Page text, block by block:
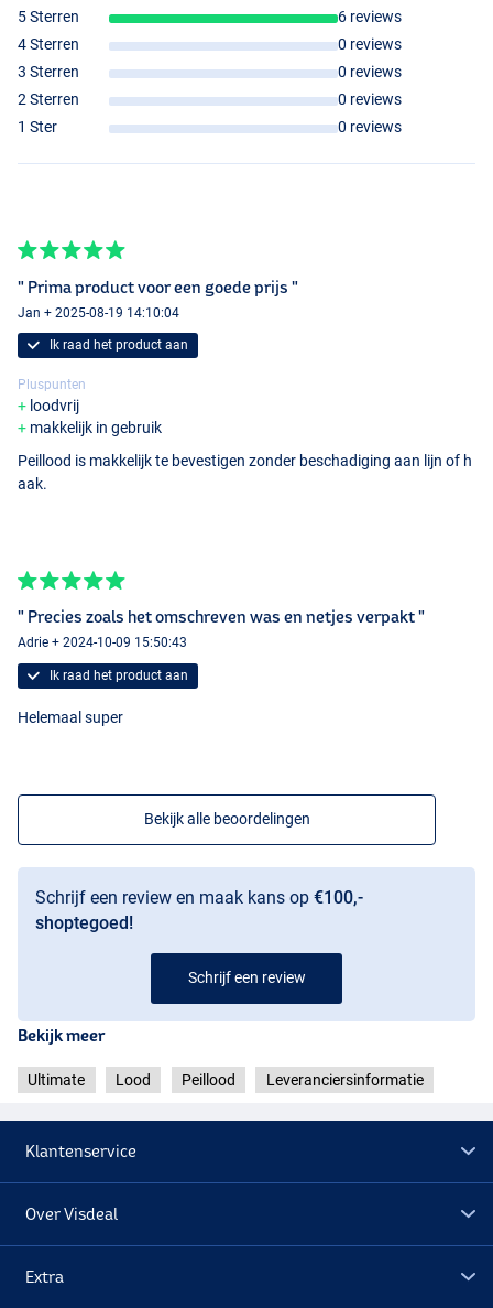
5 Sterren
6 reviews
4 Sterren
0 reviews
3 Sterren
0 reviews
2 Sterren
0 reviews
1 Ster
0 reviews
" Prima product voor een goede prijs "
Jan + 2025-08-19 14:10:04
Ik raad het product aan
Pluspunten
loodvrij
makkelijk in gebruik
Peillood is makkelijk te bevestigen zonder beschadiging aan lijn of h
aak.
" Precies zoals het omschreven was en netjes verpakt "
Adrie + 2024-10-09 15:50:43
Ik raad het product aan
Helemaal super
Bekijk alle beoordelingen
Schrijf een review en maak kans op €100,-
shoptegoed!
Schrijf een review
Bekijk meer
Ultimate Lood Peillood Leveranciersinformatie
Klantenservice
Over Visdeal
Extra